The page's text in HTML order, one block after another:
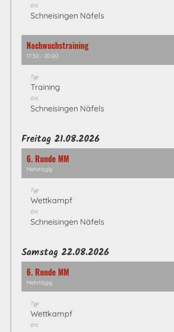
Ort
Schneisingen Näfels
Nachwuchstraining
17:30 - 20:00
Typ
Training
Ort
Schneisingen Näfels
Freitag 21.08.2026
6. Runde MM
Mehrtägig
Typ
Wettkampf
Ort
Schneisingen Näfels
Samstag 22.08.2026
6. Runde MM
Mehrtägig
Typ
Wettkampf
Ort